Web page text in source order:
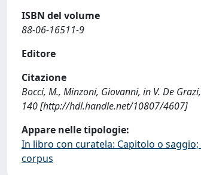
ISBN del volume
88-06-16511-9
Editore
Citazione
Bocci, M., Minzoni, Giovanni, in V. De
140 [http://hdl.handle.net/10807/4607]
Appare nelle tipologie:
In libro con curatela: Capitolo o
corpus